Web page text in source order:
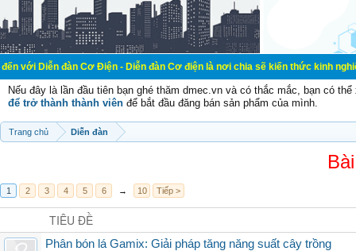
đàn Cơ Điện - Diễn đàn Cơ điện là nơi chia sẽ kiến thức kinh nghiệm
Nếu đây là lần đầu tiên bạn ghé thăm dmec.vn và có thắc mắc, bạn có
để trở thành thành viên để bắt đầu đăng bán sản phẩm của mình.
Trang chủ Diễn đàn
1 2 3 4 5 6 → 10 Tiếp >
TIÊU ĐỀ
Phân bón lá Gamix: Giải pháp tăng năng suất cây trồng